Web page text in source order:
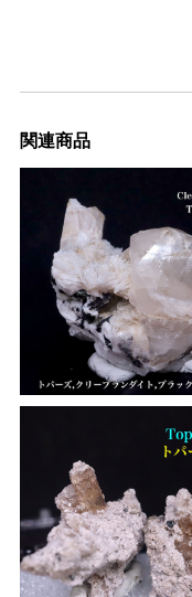
関連商品